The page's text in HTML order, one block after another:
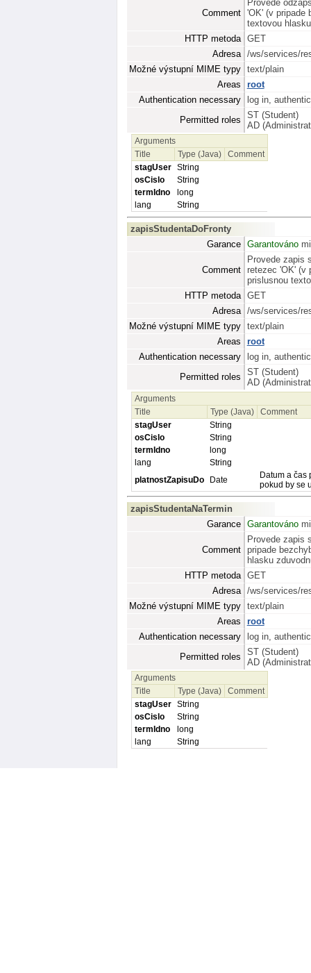
Comment
Provede
'OK' (v pripade
textovou
HTTP metoda
GET
Adresa
/ws/services/
Možné výstupní MIME typy
text/plain
Areas
root
Authentication necessary
log in,
Permitted roles
ST (Student)
AD
Arguments
Title
Type (Java)
Comment
stagUser String
osCislo
String
termIdno
long
lang
String
zapisStudentaDoFronty
Garance
Garantováno
Comment
Provede zapis
retezec 'OK' (v
prislusnou
HTTP metoda
GET
Adresa
/ws/services/
Možné výstupní MIME typy
text/plain
Areas
root
Authentication necessary
log in,
Permitted roles
ST (Student)
AD
Arguments
Title
Type (Java)
Comment
stagUser
String
osCislo
String
termIdno
long
lang
String
platnostZapisuDo
Date
Datum a čas
pokud by se
zapisStudentaNaTermin
Garance
Garantováno
Comment
Provede zapis
pripade
hlasku
HTTP metoda
GET
Adresa
/ws/services/
Možné výstupní MIME typy
text/plain
Areas
root
Authentication necessary
log in,
Permitted roles
ST (Student)
AD
Arguments
Title
Type (Java)
Comment
stagUser String
osCislo
String
termIdno
long
lang
String